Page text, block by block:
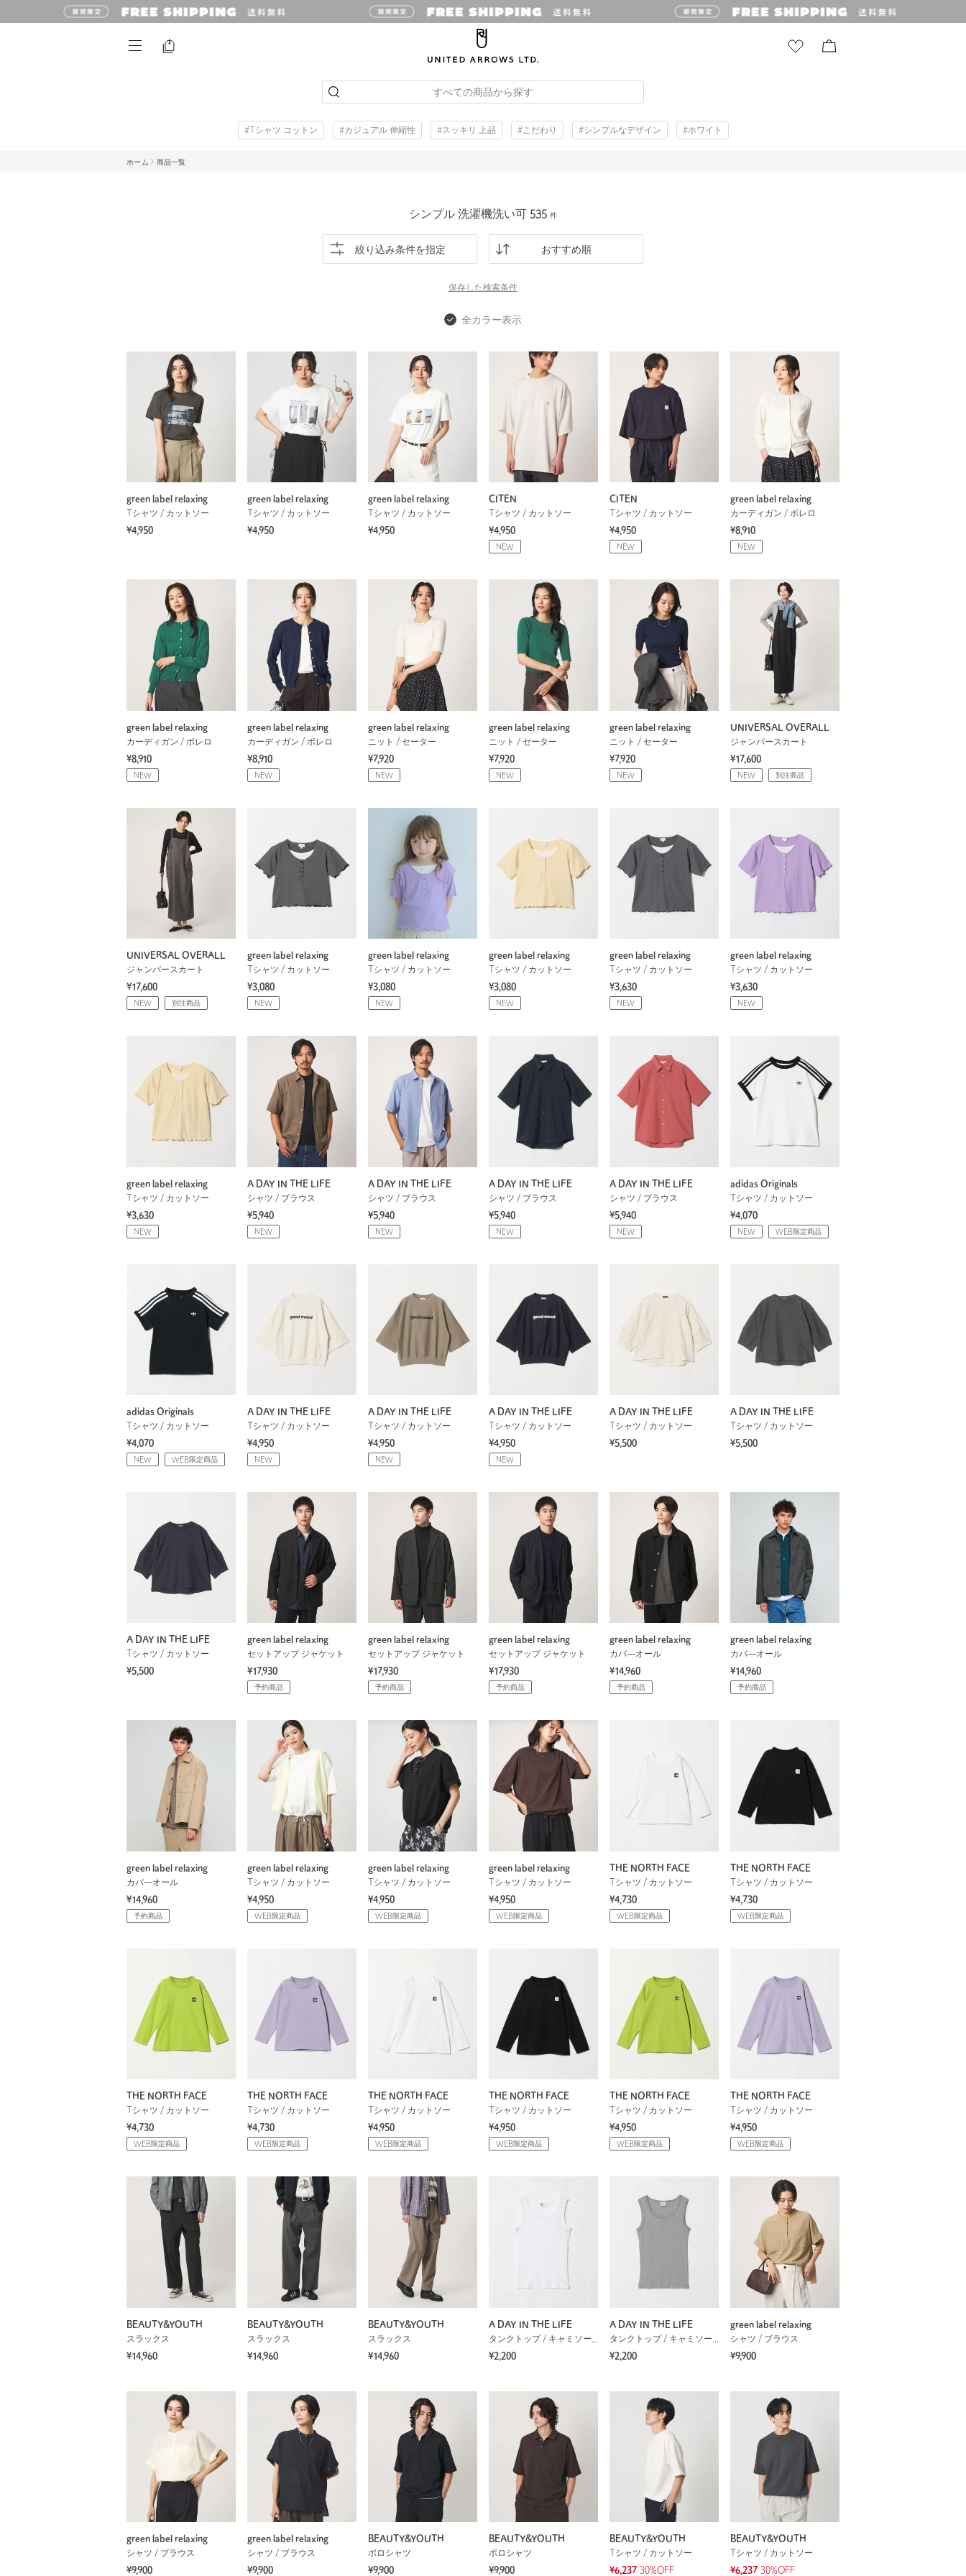
すべての商品から探す
#Tシャツ コットン #カジュアル 伸縮性 #スッキリ 上品 #こだわり #シンプルなデザイン #ホワイト
ホーム 商品一覧
シンプル 洗濯機洗い可 535 件
絞り込み条件を指定 おすすめ順
保存した検索条件
全カラー表示
green label relaxing
Tシャツ / カットソー
¥4,950
green label relaxing
Tシャツ / カットソー
¥4,950
green label relaxing
Tシャツ / カットソー
¥4,950
CITEN
Tシャツ / カットソー
¥4,950
NEW
CITEN
Tシャツ / カットソー
¥4,950
NEW
green label relaxing
カーディガン / ボレロ
¥8,910
NEW
green label relaxing
カーディガン / ボレロ
¥8,910
NEW
green label relaxing
カーディガン / ボレロ
¥8,910
NEW
green label relaxing
ニット / セーター
¥7,920
NEW
green label relaxing
ニット / セーター
¥7,920
NEW
green label relaxing
ニット / セーター
¥7,920
NEW
UNIVERSAL OVERALL
ジャンパースカート
¥17,600
NEW 別注商品
UNIVERSAL OVERALL
ジャンパースカート
¥17,600
NEW 別注商品
green label relaxing
Tシャツ / カットソー
¥3,080
NEW
green label relaxing
Tシャツ / カットソー
¥3,080
NEW
green label relaxing
Tシャツ / カットソー
¥3,080
NEW
green label relaxing
Tシャツ / カットソー
¥3,630
NEW
green label relaxing
Tシャツ / カットソー
¥3,630
NEW
green label relaxing
Tシャツ / カットソー
¥3,630
NEW
A DAY IN THE LIFE
シャツ / ブラウス
¥5,940
NEW
A DAY IN THE LIFE
シャツ / ブラウス
¥5,940
NEW
A DAY IN THE LIFE
シャツ / ブラウス
¥5,940
NEW
A DAY IN THE LIFE
シャツ / ブラウス
¥5,940
NEW
adidas Originals
Tシャツ / カットソー
¥4,070
NEW WEB限定商品
adidas Originals
Tシャツ / カットソー
¥4,070
NEW WEB限定商品
A DAY IN THE LIFE
Tシャツ / カットソー
¥4,950
NEW
A DAY IN THE LIFE
Tシャツ / カットソー
¥4,950
NEW
A DAY IN THE LIFE
Tシャツ / カットソー
¥4,950
NEW
A DAY IN THE LIFE
Tシャツ / カットソー
¥5,500
A DAY IN THE LIFE
Tシャツ / カットソー
¥5,500
A DAY IN THE LIFE
Tシャツ / カットソー
¥5,500
green label relaxing
セットアップ ジャケット
¥17,930
予約商品
green label relaxing
セットアップ ジャケット
¥17,930
予約商品
green label relaxing
セットアップ ジャケット
¥17,930
予約商品
green label relaxing
カバ―オール
¥14,960
予約商品
green label relaxing
カバ―オール
¥14,960
予約商品
green label relaxing
カバ―オール
¥14,960
予約商品
green label relaxing
Tシャツ / カットソー
¥4,950
WEB限定商品
green label relaxing
Tシャツ / カットソー
¥4,950
WEB限定商品
green label relaxing
Tシャツ / カットソー
¥4,950
WEB限定商品
THE NORTH FACE
Tシャツ / カットソー
¥4,730
WEB限定商品
THE NORTH FACE
Tシャツ / カットソー
¥4,730
WEB限定商品
THE NORTH FACE
Tシャツ / カットソー
¥4,730
WEB限定商品
THE NORTH FACE
Tシャツ / カットソー
¥4,730
WEB限定商品
THE NORTH FACE
Tシャツ / カットソー
¥4,950
WEB限定商品
THE NORTH FACE
Tシャツ / カットソー
¥4,950
WEB限定商品
THE NORTH FACE
Tシャツ / カットソー
¥4,950
WEB限定商品
THE NORTH FACE
Tシャツ / カットソー
¥4,950
WEB限定商品
BEAUTY&YOUTH
スラックス
¥14,960
BEAUTY&YOUTH
スラックス
¥14,960
BEAUTY&YOUTH
スラックス
¥14,960
A DAY IN THE LIFE
タンクトップ / キャミソール
¥2,200
A DAY IN THE LIFE
タンクトップ / キャミソール
¥2,200
green label relaxing
シャツ / ブラウス
¥9,900
green label relaxing
シャツ / ブラウス
¥9,900
green label relaxing
シャツ / ブラウス
¥9,900
BEAUTY&YOUTH
ポロシャツ
¥9,900
BEAUTY&YOUTH
ポロシャツ
¥9,900
BEAUTY&YOUTH
Tシャツ / カットソー
¥6,237 30%OFF
BEAUTY&YOUTH
Tシャツ / カットソー
¥6,237 30%OFF